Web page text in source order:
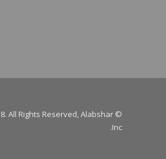
All Rights Reserved, Alabshar
Inc.